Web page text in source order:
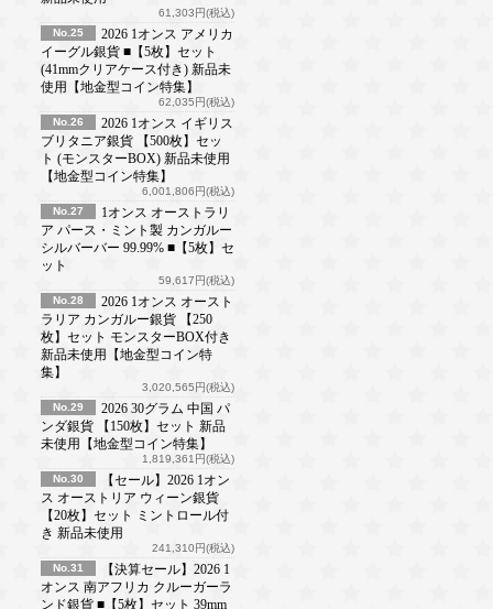
61,303円(税込)
No.25
2026 1オンス アメリカ
イーグル銀貨 ■【5枚】セット
(41mmクリアケース付き) 新品未
使用【地金型コイン特集】
62,035円(税込)
No.26
2026 1オンス イギリス
ブリタニア銀貨 【500枚】セッ
ト (モンスターBOX) 新品未使用
【地金型コイン特集】
6,001,806円(税込)
No.27
1オンス オーストラリ
ア パース・ミント製 カンガルー
シルバーバー 99.99% ■【5枚】セ
ット
59,617円(税込)
No.28
2026 1オンス オースト
ラリア カンガルー銀貨 【250
枚】セット モンスターBOX付き
新品未使用【地金型コイン特
集】
3,020,565円(税込)
No.29
2026 30グラム 中国 パ
ンダ銀貨 【150枚】セット 新品
未使用【地金型コイン特集】
1,819,361円(税込)
No.30
【セール】2026 1オン
ス オーストリア ウィーン銀貨
【20枚】セット ミントロール付
き 新品未使用
241,310円(税込)
No.31
【決算セール】2026 1
オンス 南アフリカ クルーガーラ
ンド銀貨 ■【5枚】セット 39mm